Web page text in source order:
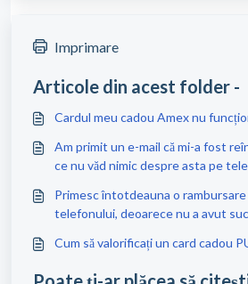
Imprimare
Articole din acest folder -
Cardul meu cadou Amex nu
Am primit un e-mail că mi-a fost
ce nu văd nimic despre asta pe
Primesc întotdeauna o
telefonului, deoarece nu a avut
Cum să valorificați un card cadou